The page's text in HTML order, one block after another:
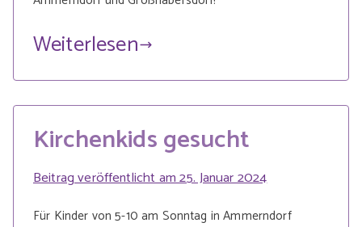
Weiterlesen
Kirchenkids gesucht
Beitrag veröffentlicht am25. Januar 2024
Für Kinder von 5-10 am Sonntag in Ammerndorf